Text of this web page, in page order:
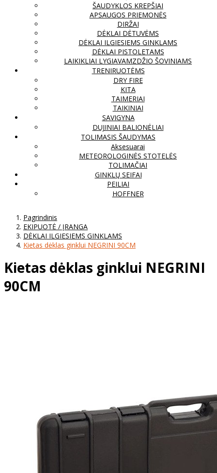
ŠAUDYKLOS KREPŠIAI
APSAUGOS PRIEMONĖS
DIRŽAI
DĖKLAI DĖTUVĖMS
DĖKLAI ILGIESIEMS GINKLAMS
DĖKLAI PISTOLETAMS
LAIKIKLIAI LYGIAVAMZDŽIO ŠOVINIAMS
TRENIRUOTĖMS
DRY FIRE
KITA
TAIMERIAI
TAIKINIAI
SAVIGYNA
DUJINIAI BALIONĖLIAI
TOLIMASIS ŠAUDYMAS
Aksesuarai
METEOROLOGINĖS STOTELĖS
TOLIMAČIAI
GINKLŲ SEIFAI
PEILIAI
HOFFNER
Pagrindinis
EKIPUOTĖ / ĮRANGA
DĖKLAI ILGIESIEMS GINKLAMS
Kietas dėklas ginklui NEGRINI 90CM
Kietas dėklas ginklui NEGRINI
90CM